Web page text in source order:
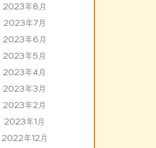
2023年8月
2023年7月
2023年6月
2023年5月
2023年4月
2023年3月
2023年2月
2023年1月
2022年12月